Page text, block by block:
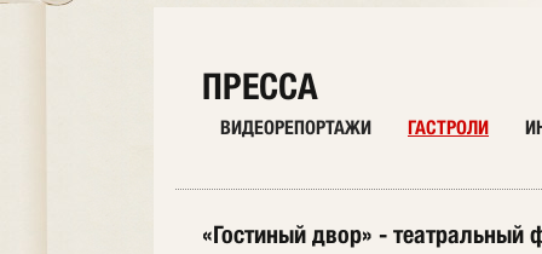
ПРЕССА
ВИДЕОРЕПОРТАЖИ ГАСТРОЛИ
«Гостиный двор» - театральный